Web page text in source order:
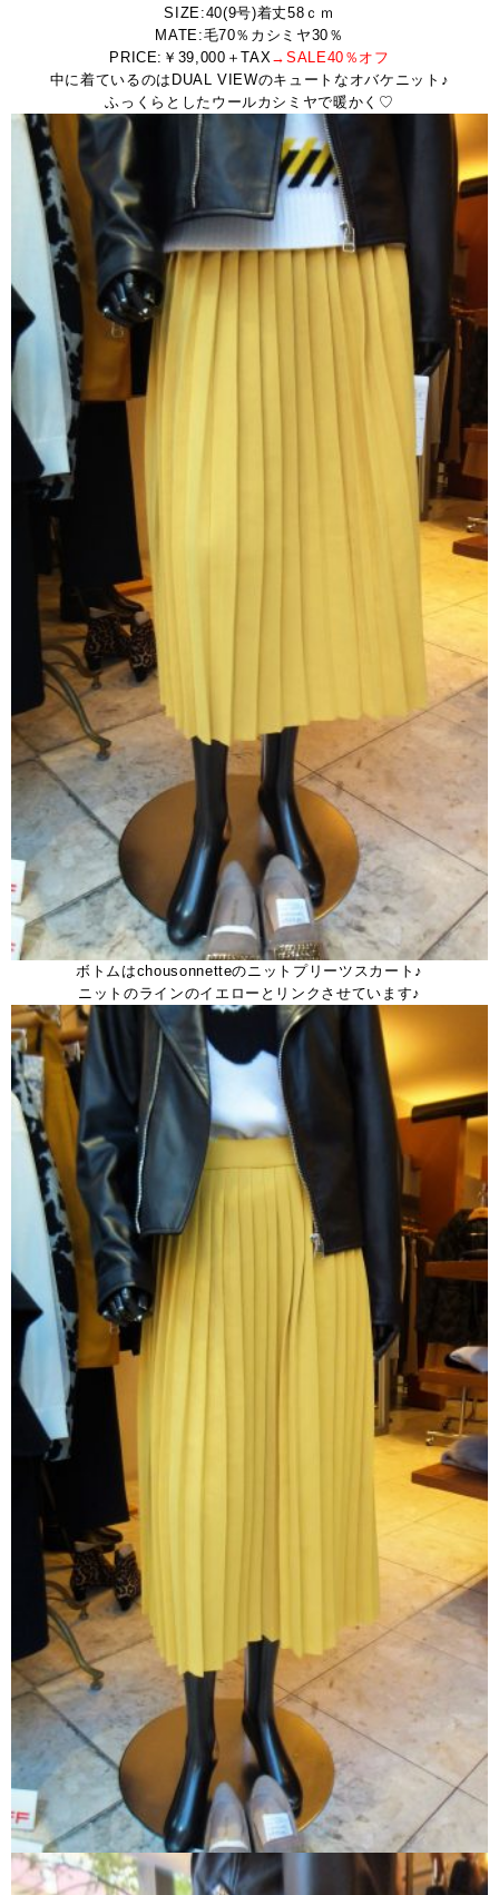
SIZE:40(9号)着丈58ｃｍ
MATE:毛70％カシミヤ30％
PRICE:￥39,000＋TAX →SALE40％オフ
中に着ているのはDUAL VIEWのキュートなオバケニット♪
ふっくらとしたウールカシミヤで暖かく♡
ボトムはchousonnetteのニットプリーツスカート♪
ニットのラインのイエローとリンクさせています♪